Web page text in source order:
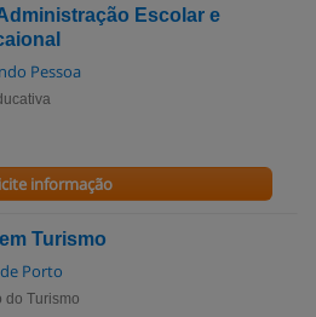
Escolar e
Pessoa
informação
Turismo
de Porto
do Turismo